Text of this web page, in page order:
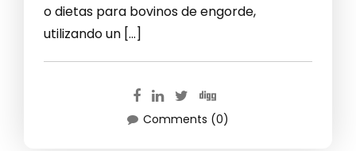
o dietas para bovinos de engorde,
utilizando un […]
Comments (0)